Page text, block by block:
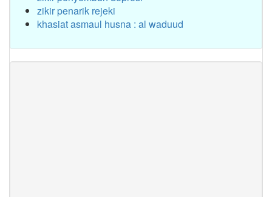
zikir penarik rejeki
khasiat asmaul husna : al waduud